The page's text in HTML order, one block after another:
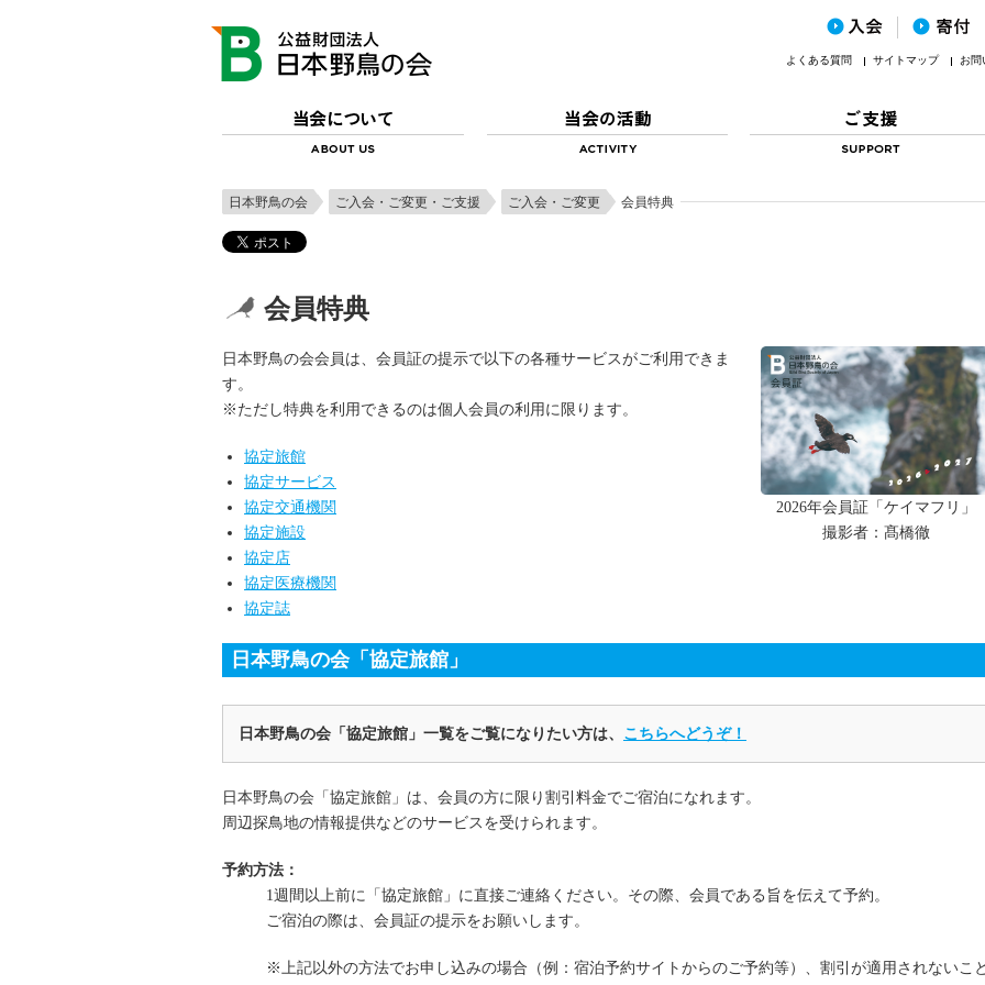
よくある質問 サイトマップ お問
日本野鳥の会 ご入会・ご変更・ご支援 ご入会・ご変更 会員特典
会員特典
2026年会員証「ケイマフリ」
撮影者：髙橋徹
日本野鳥の会会員は、会員証の提示で以下の各種サービスがご利用できま
す。
※ただし特典を利用できるのは個人会員の利用に限ります。
協定旅館
協定サービス
協定交通機関
協定施設
協定店
協定医療機関
協定誌
日本野鳥の会「協定旅館」
日本野鳥の会「協定旅館」一覧をご覧になりたい方は、 こちらへどうぞ！
日本野鳥の会「協定旅館」は、会員の方に限り割引料金でご宿泊になれます。
周辺探鳥地の情報提供などのサービスを受けられます。
予約方法：
1週間以上前に「協定旅館」に直接ご連絡ください。その際、会員である旨を伝えて予約。
ご宿泊の際は、会員証の提示をお願いします。
※上記以外の方法でお申し込みの場合（例：宿泊予約サイトからのご予約等）、割引が適用されないこ